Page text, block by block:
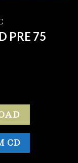
PRE 75
CD